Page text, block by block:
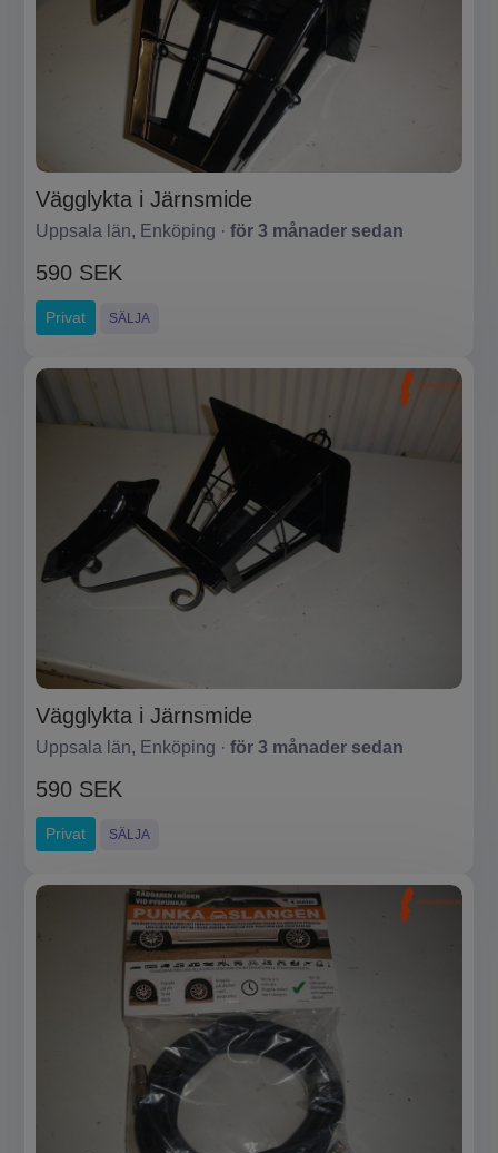
Vägglykta i Järnsmide
Uppsala län, Enköping · för 3 månader sedan
590 SEK
Privat SÄLJA
Vägglykta i Järnsmide
Uppsala län, Enköping · för 3 månader sedan
590 SEK
Privat SÄLJA